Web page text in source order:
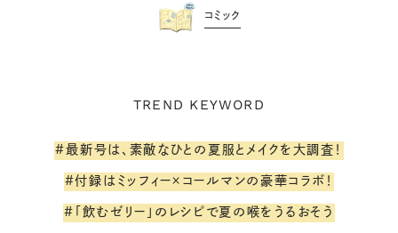
コミック
TREND KEYWORD
#最新号は、素敵なひとの夏服とメイクを大調査！
#付録はミッフィー×コールマンの豪華コラボ！
#「飲むゼリー」のレシピで夏の喉をうるおそう